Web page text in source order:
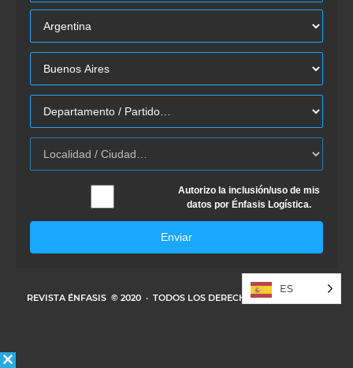
Autorizo la inclusión/uso de mis
datos por Énfasis Logística.
Enviar
REVISTA ÉNFASIS © 2020 · TODOS LOS DERECHOS RESERVADOS
ES